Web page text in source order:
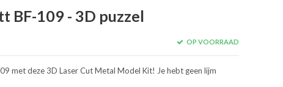
BF-109 - 3D puzzel
OP VOORRAAD
met deze 3D Laser Cut Metal Model Kit! Je hebt geen lijm